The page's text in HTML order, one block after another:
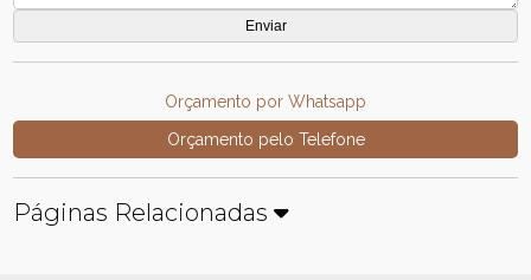
Orçamento por Whatsapp
Orçamento pelo Telefone
Páginas Relacionadas